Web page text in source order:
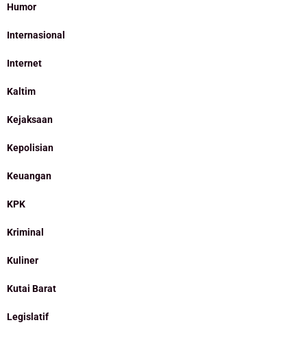
Humor
Internasional
Internet
Kaltim
Kejaksaan
Kepolisian
Keuangan
KPK
Kriminal
Kuliner
Kutai Barat
Legislatif